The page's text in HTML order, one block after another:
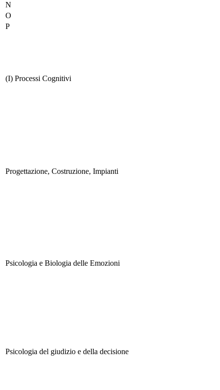
N
O
P
(I) Processi Cognitivi
Progettazione, Costruzione, Impianti
Psicologia e Biologia delle Emozioni
Psicologia del giudizio e della decisione